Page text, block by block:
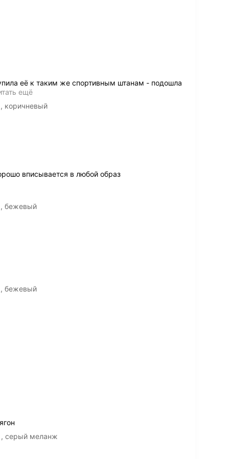
её к таким же спортивным штанам - подошла
ещё
коричневый
вписывается в любой образ
, бежевый
, бежевый
, серый меланж